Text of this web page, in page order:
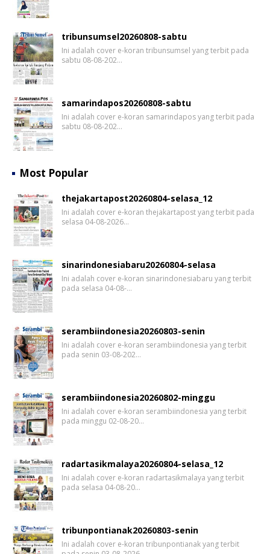
tribunsumsel20260808-sabtu
Ini adalah cover e-koran tribunsumsel yang terbit pada
sabtu 08-08-202…
samarindapos20260808-sabtu
Ini adalah cover e-koran samarindapos yang terbit pada
sabtu 08-08-202…
Most Popular
thejakartapost20260804-selasa_12
Ini adalah cover e-koran thejakartapost yang terbit pada
selasa 04-08-2026…
sinarindonesiabaru20260804-selasa
Ini adalah cover e-koran sinarindonesiabaru yang terbit
pada selasa 04-08-…
serambiindonesia20260803-senin
Ini adalah cover e-koran serambiindonesia yang terbit
pada senin 03-08-202…
serambiindonesia20260802-minggu
Ini adalah cover e-koran serambiindonesia yang terbit
pada minggu 02-08-20…
radartasikmalaya20260804-selasa_12
Ini adalah cover e-koran radartasikmalaya yang terbit
pada selasa 04-08-20…
tribunpontianak20260803-senin
Ini adalah cover e-koran tribunpontianak yang terbit